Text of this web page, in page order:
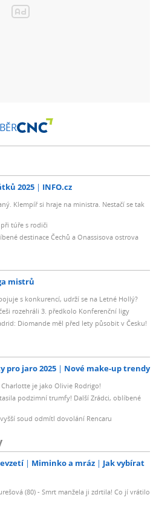
2025 INFO.cz
Klempíř si hraje na ministra. Nestačí se tak
při túře s rodiči
destinace Čechů a Onassisova ostrova
mistrů
s konkurencí, udrží se na Letné Hollý?
rozehráli 3. předkolo Konferenční ligy
Diomande měl před lety působit v Česku!
pro jaro 2025 Nové make-up trendy
je jako Olivie Rodrigo!
podzimní trumfy! Další Zrádci, oblíbené
soud odmítl dovolání Rencaru
Miminko a mráz
Jak vybírat
(80) - Smrt manžela ji zdrtila! Co jí vrátilo